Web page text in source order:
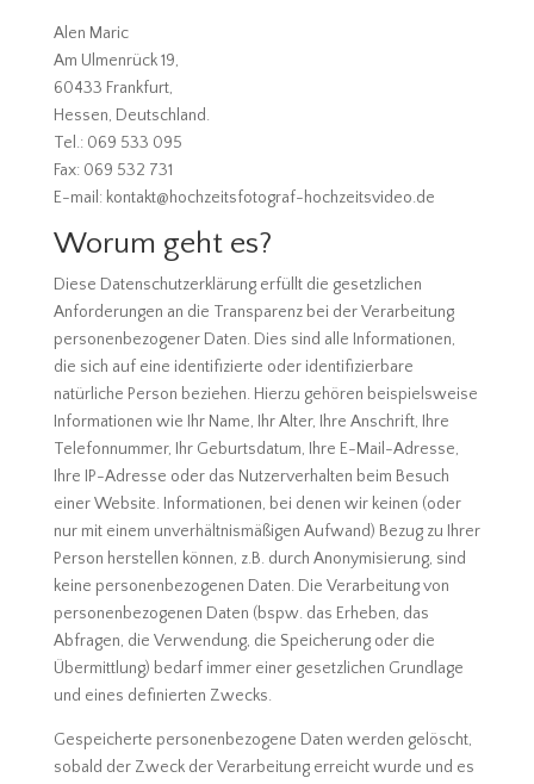
Alen Maric
Am Ulmenrück 19,
60433 Frankfurt,
Hessen, Deutschland.
Tel.: 069 533 095
Fax: 069 532 731
E-mail: kontakt@hochzeitsfotograf-hochzeitsvideo.de
Worum geht es?
Diese Datenschutzerklärung erfüllt die gesetzlichen
Anforderungen an die Transparenz bei der Verarbeitung
personenbezogener Daten. Dies sind alle Informationen,
die sich auf eine identifizierte oder identifizierbare
natürliche Person beziehen. Hierzu gehören beispielsweise
Informationen wie Ihr Name, Ihr Alter, Ihre Anschrift, Ihre
Telefonnummer, Ihr Geburtsdatum, Ihre E-Mail-Adresse,
Ihre IP-Adresse oder das Nutzerverhalten beim Besuch
einer Website. Informationen, bei denen wir keinen (oder
nur mit einem unverhältnismäßigen Aufwand) Bezug zu Ihrer
Person herstellen können, z.B. durch Anonymisierung, sind
keine personenbezogenen Daten. Die Verarbeitung von
personenbezogenen Daten (bspw. das Erheben, das
Abfragen, die Verwendung, die Speicherung oder die
Übermittlung) bedarf immer einer gesetzlichen Grundlage
und eines definierten Zwecks.
Gespeicherte personenbezogene Daten werden gelöscht,
sobald der Zweck der Verarbeitung erreicht wurde und es